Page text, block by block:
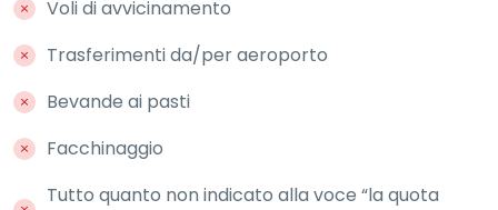
Voli di avvicinamento
Trasferimenti da/per aeroporto
Bevande ai pasti
Facchinaggio
Tutto quanto non indicato alla voce “la quota